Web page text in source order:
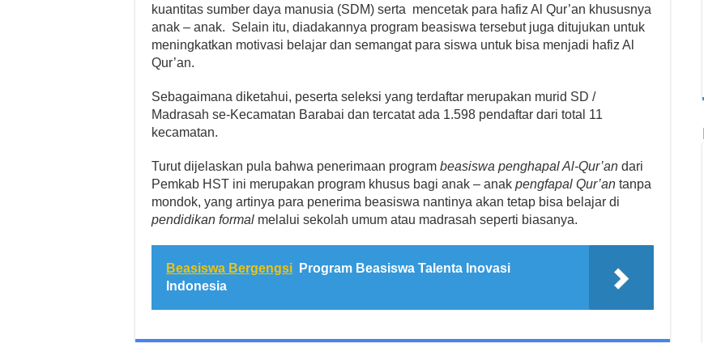
kuantitas sumber daya manusia (SDM) serta mencetak para hafiz Al Qur’an khususnya
anak – anak. Selain itu, diadakannya program beasiswa tersebut juga ditujukan untuk
meningkatkan motivasi belajar dan semangat para siswa untuk bisa menjadi hafiz Al
Qur’an.
Sebagaimana diketahui, peserta seleksi yang terdaftar merupakan murid SD /
Madrasah se-Kecamatan Barabai dan tercatat ada 1.598 pendaftar dari total 11
kecamatan.
Turut dijelaskan pula bahwa penerimaan program beasiswa penghapal Al-Qur’an dari
Pemkab HST ini merupakan program khusus bagi anak – anak pengfapal Qur’an tanpa
mondok, yang artinya para penerima beasiswa nantinya akan tetap bisa belajar di
pendidikan formal melalui sekolah umum atau madrasah seperti biasanya.
Beasiswa Bergengsi
Program Beasiswa Talenta Inovasi
Indonesia